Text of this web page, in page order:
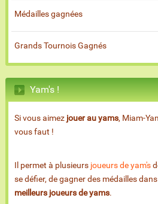
Médailles gagnées
Grands Tournois Gagnés
Yam's !
Si vous aimez jouer au yams, Miam-
vous faut !
Il permet à plusieurs joueurs de yam's
se défier, de gagner des médailles dans
meilleurs joueurs de yams.